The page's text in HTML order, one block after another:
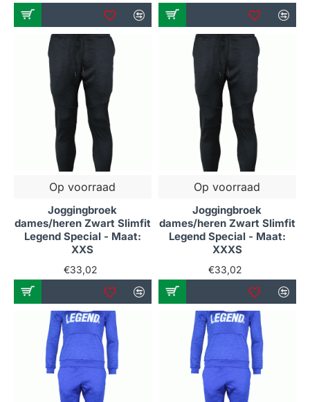
Op voorraad
Joggingbroek
dames/heren Zwart Slimfit
Legend Special - Maat:
XXS
€33,02
Op voorraad
Joggingbroek
dames/heren Zwart Slimfit
Legend Special - Maat:
XXXS
€33,02